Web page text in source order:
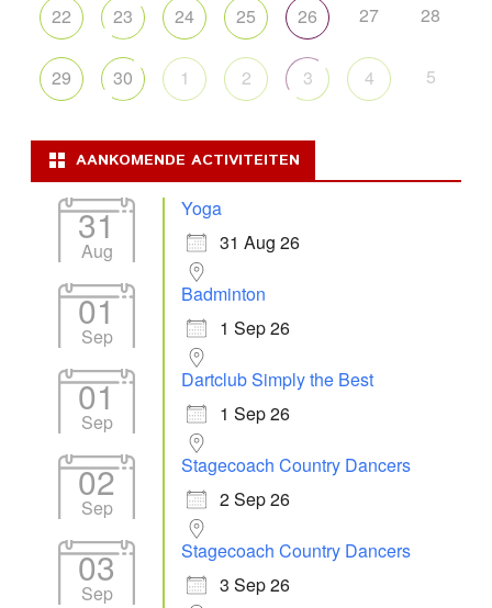
22 23 24 25 26 27 28
29 30 1 2 3 4 5
AANKOMENDE ACTIVITEITEN
31
Aug
Yoga
31 Aug 26
01
Sep
Badminton
1 Sep 26
01
Sep
Dartclub Simply the Best
1 Sep 26
02
Sep
Stagecoach Country Dancers
2 Sep 26
03
Sep
Stagecoach Country Dancers
3 Sep 26